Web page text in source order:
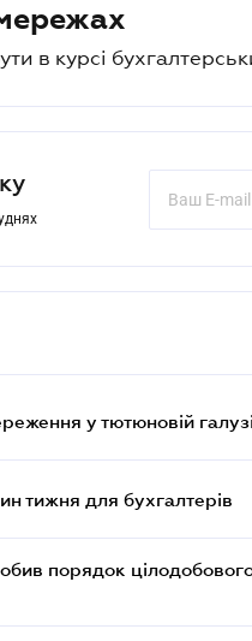
в курсі
у тютюновій
тижня для бухгалтерів
порядок